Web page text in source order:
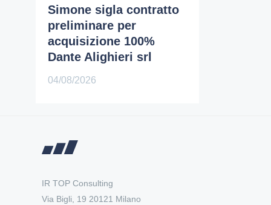
Simone sigla contratto
preliminare per
acquisizione 100%
Dante Alighieri srl
04/08/2026
IR TOP Consulting
Via Bigli, 19 20121 Milano